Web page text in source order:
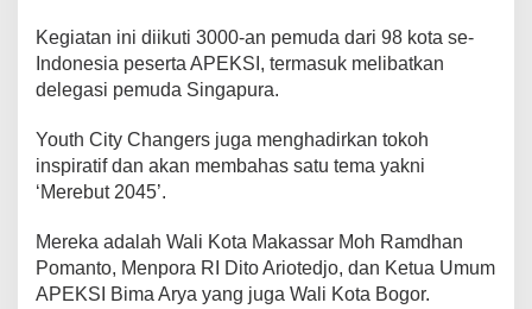
i
m
a
y
a
d
i
P
e
Kegiatan ini diikuti 3000-an pemuda dari 98 kota se-
Indonesia peserta APEKSI, termasuk melibatkan
delegasi pemuda Singapura.
Youth City Changers juga menghadirkan tokoh
inspiratif dan akan membahas satu tema yakni
‘Merebut 2045’.
Mereka adalah Wali Kota Makassar Moh Ramdhan
Pomanto, Menpora RI Dito Ariotedjo, dan Ketua Umum
APEKSI Bima Arya yang juga Wali Kota Bogor.